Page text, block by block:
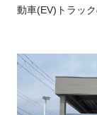
大型トラ
FUSOアシス
English
動車(EV)トラッ